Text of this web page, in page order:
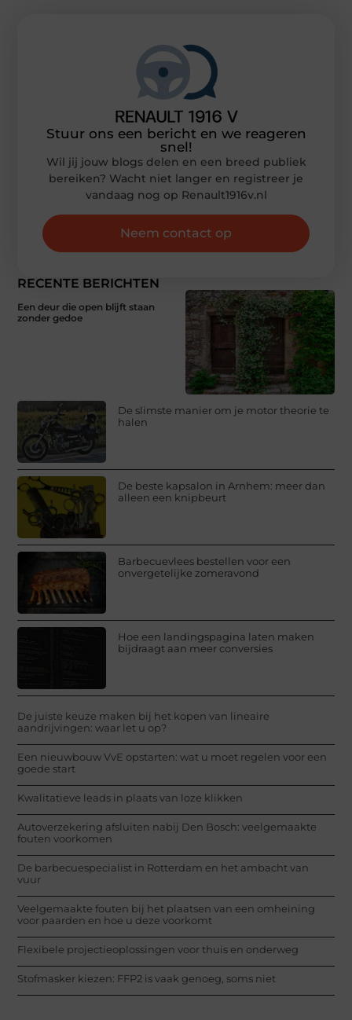
RECENTE BERICHTEN
Een deur die open blijft staan
zonder gedoe
De slimste manier om je motor theorie te
halen
De beste kapsalon in Arnhem: meer dan
alleen een knipbeurt
Barbecuevlees bestellen voor een
onvergetelijke zomeravond
Hoe een landingspagina laten maken
bijdraagt aan meer conversies
De juiste keuze maken bij het kopen van lineaire
aandrijvingen: waar let u op?
Een nieuwbouw VvE opstarten: wat u moet regelen voor een
goede start
Kwalitatieve leads in plaats van loze klikken
Autoverzekering afsluiten nabij Den Bosch: veelgemaakte
fouten voorkomen
De barbecuespecialist in Rotterdam en het ambacht van
vuur
Veelgemaakte fouten bij het plaatsen van een omheining
voor paarden en hoe u deze voorkomt
Flexibele projectieoplossingen voor thuis en onderweg
Stofmasker kiezen: FFP2 is vaak genoeg, soms niet
Stuur ons een bericht en we reageren
snel!
Wil jij jouw blogs delen en een breed publiek
bereiken? Wacht niet langer en registreer je
vandaag nog op Renault1916v.nl
Neem contact op